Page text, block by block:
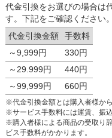
代金引換をお選びの場合は
す。下記をご確認ください。
代金引換金額
手数料
～9,999円
330円
～29.999円
440円
～99,999円
660円
※代金引換金額とは購入者様か
※サービス手数料には運賃、振
※購入者様による商品の受取り
ビス手数料がかかります。